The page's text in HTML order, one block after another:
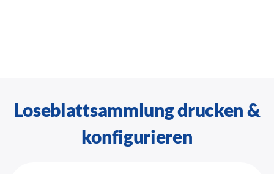
Loseblattsammlung drucken &
konfigurieren